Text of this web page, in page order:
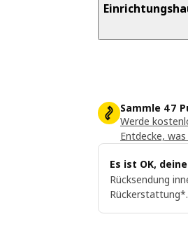
Sammle 47
Werde
Entdecke,
Es ist OK,
Rücksendung
Rückerstattung*.